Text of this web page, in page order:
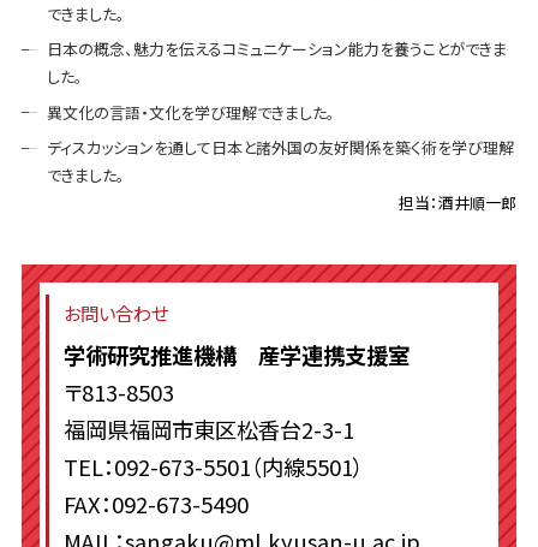
できました。
日本の概念、魅力を伝えるコミュニケーション能力を養うことができま
した。
異文化の言語・文化を学び理解できました。
ディスカッションを通して日本と諸外国の友好関係を築く術を学び理解
できました。
担当：酒井順一郎
お問い合わせ
学術研究推進機構 産学連携支援室
〒813-8503
福岡県福岡市東区松香台2-3-1
TEL：092-673-5501（内線5501）
FAX：092-673-5490